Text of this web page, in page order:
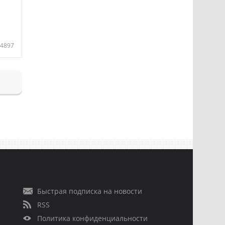
4897
Быстрая подписка на новости
RSS
Политика конфиденциальности